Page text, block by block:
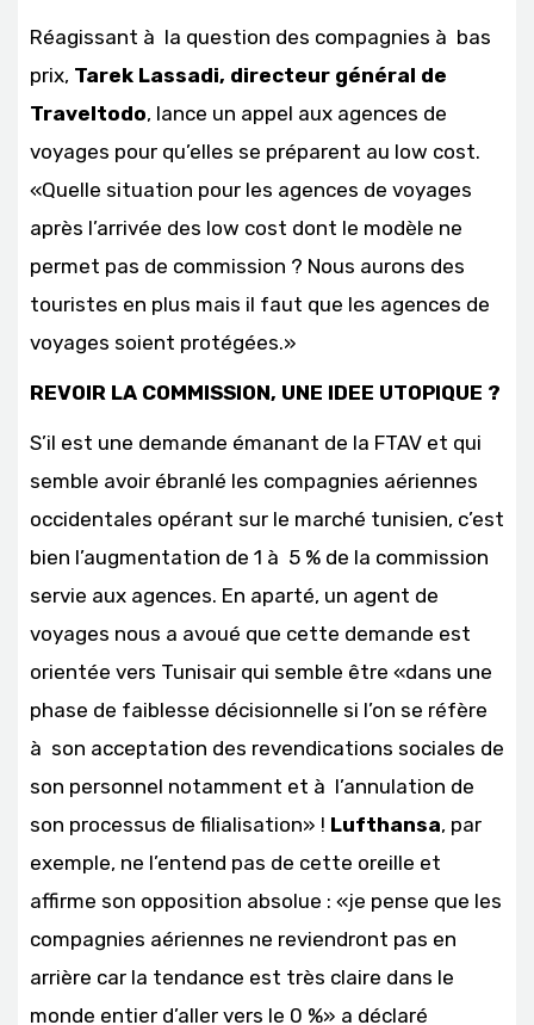
Réagissant à la question des compagnies à bas
prix, Tarek Lassadi, directeur général de
Traveltodo, lance un appel aux agences de
voyages pour qu’elles se préparent au low cost.
«Quelle situation pour les agences de voyages
après l’arrivée des low cost dont le modèle ne
permet pas de commission ? Nous aurons des
touristes en plus mais il faut que les agences de
voyages soient protégées.»
REVOIR LA COMMISSION, UNE IDEE UTOPIQUE ?
S’il est une demande émanant de la FTAV et qui
semble avoir ébranlé les compagnies aériennes
occidentales opérant sur le marché tunisien, c’est
bien l’augmentation de 1 à 5 % de la commission
servie aux agences. En aparté, un agent de
voyages nous a avoué que cette demande est
orientée vers Tunisair qui semble être «dans une
phase de faiblesse décisionnelle si l’on se réfère
à son acceptation des revendications sociales de
son personnel notamment et à l’annulation de
son processus de filialisation» ! Lufthansa, par
exemple, ne l’entend pas de cette oreille et
affirme son opposition absolue : «je pense que les
compagnies aériennes ne reviendront pas en
arrière car la tendance est très claire dans le
monde entier d’aller vers le 0 %» a déclaré